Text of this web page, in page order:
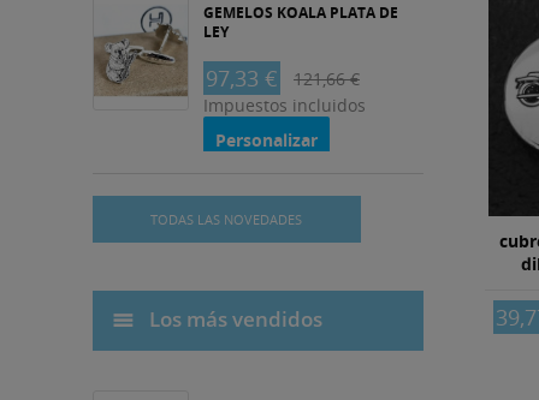
GEMELOS KOALA PLATA DE
LEY
97,33 €
121,66 €
Impuestos incluidos
Personalizar
TODAS LAS NOVEDADES
Los más vendidos